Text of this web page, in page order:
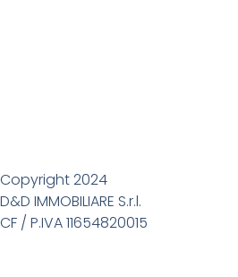
Copyright 2024
D&D IMMOBILIARE S.r.l.
CF / P.IVA 11654820015